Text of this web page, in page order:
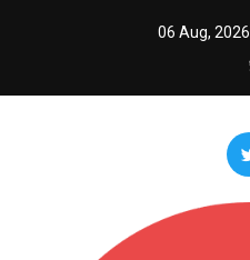
06 Aug, 2026